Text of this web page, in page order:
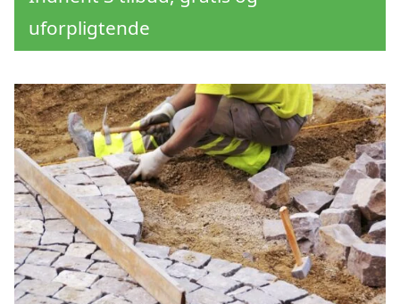
uforpligtende